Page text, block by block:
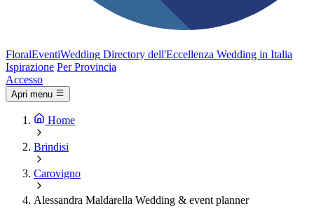
FloralEventiWedding Directory dell'Eccellenza Wedding in Italia
Ispirazione Per Provincia
Accesso
Apri menu
Home
Brindisi
Carovigno
Alessandra Maldarella Wedding & event planner